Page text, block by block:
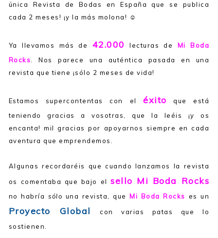
única Revista de Bodas en España que se publica
cada 2 meses! ¡y la más molona! ☺
Ya llevamos más de 42.000 lecturas de Mi Boda
Rocks. Nos parece una auténtica pasada en una
revista que tiene ¡sólo 2 meses de vida!
Estamos supercontentas con eléxito que está
teniendo gracias a vosotras, que la leéis ¡y os
encanta! mil gracias por apoyarnos siempre en cada
aventura que emprendemos.
Algunas recordaréis que cuando lanzamos la revista
os comentaba que bajo elsello Mi Boda Rocks
no habríasólo una revista, que Mi Boda Rocks es un
Proyecto Global
con varias patas que lo
sostienen.